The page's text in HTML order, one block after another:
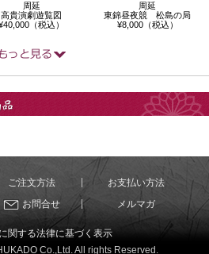
周延
高貴演劇遊覧図
（税込）
周延
東錦昼夜競 松島の局
¥8,000（税込）
ご注文方法
お支払い方法
お問合せ メルマガ
関する法律に基づく表示
Co.,Ltd. All rights Reserved.